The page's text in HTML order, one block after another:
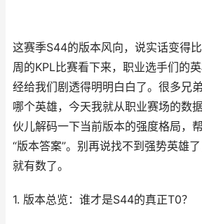
这赛季S44的版本风向，说实话变得
周的KPL比赛看下来，职业选手们的
经给我们剧透得明明白白了。很多兄
哪个英雄，今天我就从职业赛场的数
伙儿解码一下当前版本的强度格局，
“版本答案”。别再说找不到强势英雄
就有数了。
1. 版本总览：谁才是S44的真正T0？